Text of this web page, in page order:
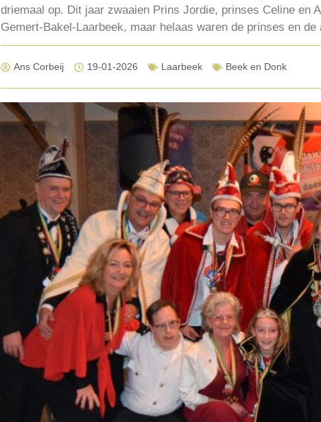
driemaal op. Dit jaar zwaaien Prins Jordie, prinses Celine en
Gemert-Bakel-Laarbeek, maar helaas waren de prinses en de
Ans Corbeij 19-01-2026 Laarbeek Beek en Donk